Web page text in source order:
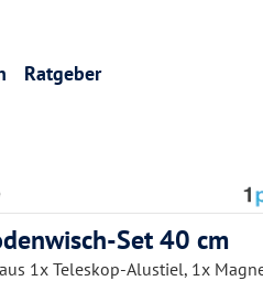
Ratgeber
Set 40 cm
1x Teleskop-Alustiel, 1x